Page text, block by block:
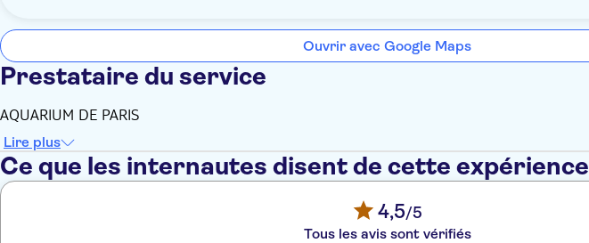
Ouvrir avec Google Maps
Prestataire du service
AQUARIUM DE PARIS
Lire plus
Ce que les internautes disent de cette expérience
4,5/5
Tous les avis sont vérifiés